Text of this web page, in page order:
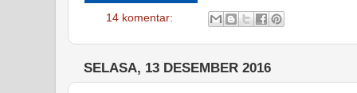
14 komentar:
SELASA, 13 DESEMBER 2016